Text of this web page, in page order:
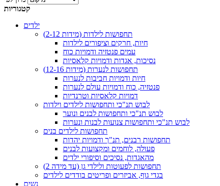
קטגוריות
ילדים
תחפושות לילדות (מידות 2-12)
חיות, חרקים וציפורים לילדות
עמים פנטזיה ודמויות כוח
נסיכות, אגדות ודמויות קלאסיות
תחפושות לנערות (מידות 12-16)
חיות ודמויות חביבות לנערות
פנטזיה, כוח ודמויות עולם לנערות
דמויות קלאסיות וטרנדיות
לבוש תנ"כי ותחפושות לילדים וילדות
לבוש תנ"כי ותחפושות לבנים ונוער
לבוש תנ"כי ותחפושות צנועות לבנות ונערות
תחפושות לילדים בנים
תחפושות רבנים, תנ"ך ודמויות יהדות
פעולה, לוחמים ומקצועות לבנים
מהאגדות, נסיכים וסיפורי ילדים
תחפושות לפעוטות ולילדי גן (עד מידה 2)
בגדי גוף, אביזרים ופריטים בודדים לילדים
נשים